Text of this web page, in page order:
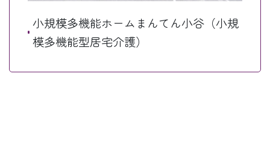
小規模多機能ホームまんてん小谷（小規
模多機能型居宅介護）